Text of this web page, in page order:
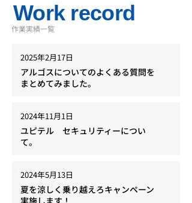
Work record
​作業実績一覧
Read More
2025年2月17日
アルゴスについてのよくある質問を
まとめてみました。
Read More
2024年11月1日
ユピテル セキュリティーについ
て。
Read More
2024年5月13日
夏を涼しく乗り越えろキャンペーン
実施します！